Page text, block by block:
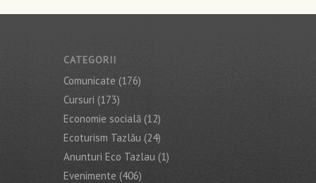
CATEGORII
Comunicate (176)
Cursuri (173)
Economie socială (12)
Ecoturism Tazlău (24)
Anunturi Eco Tazlau (1)
Evenimente (406)